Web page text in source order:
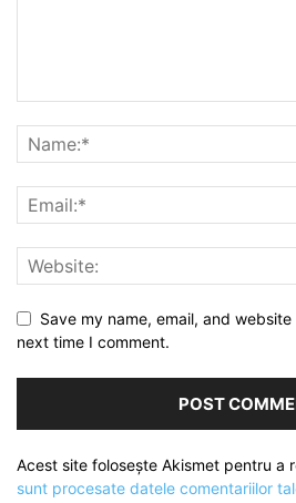
Save my name, email, and
next time I comment.
Acest site folosește Akismet pentru a
sunt procesate datele comentariilor